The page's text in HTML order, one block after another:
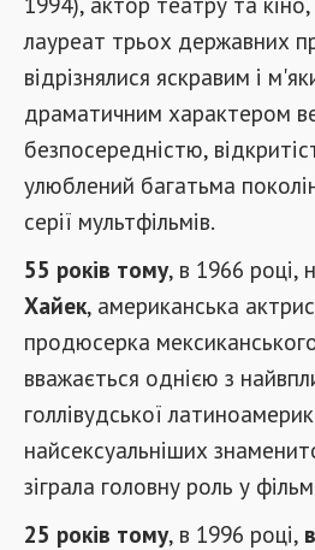
лауреат трьох державних
відрізнялися яскравим і
драматичним характером
безпосередністю,
улюблений багатьма
серії мультфільмів.
55 років тому, в 1966 році,
Хайек, американська
продюсерка
вважається однією з
голлівудської
найсексуальніших
зіграла головну роль у
25 років тому, в 1996 році,